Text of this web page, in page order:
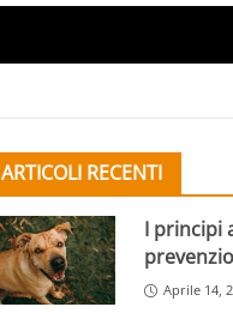
ARTICOLI RECENTI
I principi
Aprile 14,